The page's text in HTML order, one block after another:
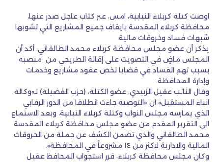
اوصت كتلة كربلاء النيابية، امس، عبر كتاب عاجل صدر عنها،
محافظة كربلاء المقدسة بايقاف جميع المشاريع التي تشوبها
شبهات فساد وخروقات مالية.
يذكر أن عضو مجلس محافظة كربلاء محمد الطالقاني، أكد أن
المجلس ماضٍ في التصويت على إقالة الطريحي من منصبه
بسبب تهم الفساد في قضايا تخص عقود مشاريع وخدمات
وإدارة المحافظة.
وقال النائب عقيل الزبيدي، عضو الكتلة، (حزب الفضيلة) لـ»وكالة
انباء المستقبل» ان «التوصية جاءت انطلاقا من الدور الرقابي
الذي يمارسه مجلس النواب وكتلة كربلاء النيابية، وبعد الاستماع
الى التقرير المقدم من عضو مجلس محافظة كربلاء المقدسة
محمد الطالقاني والذي تضمن الكشف عن جملة من الخروقات
المالية والادارية لاكثر من ١٤ مشروعاً في المحافظة».
وكان مجلس محافظة كربلاء، قرر استجواب المحافظ عقيل